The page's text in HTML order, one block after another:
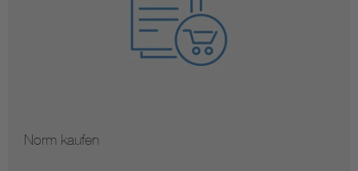
Norm kaufen